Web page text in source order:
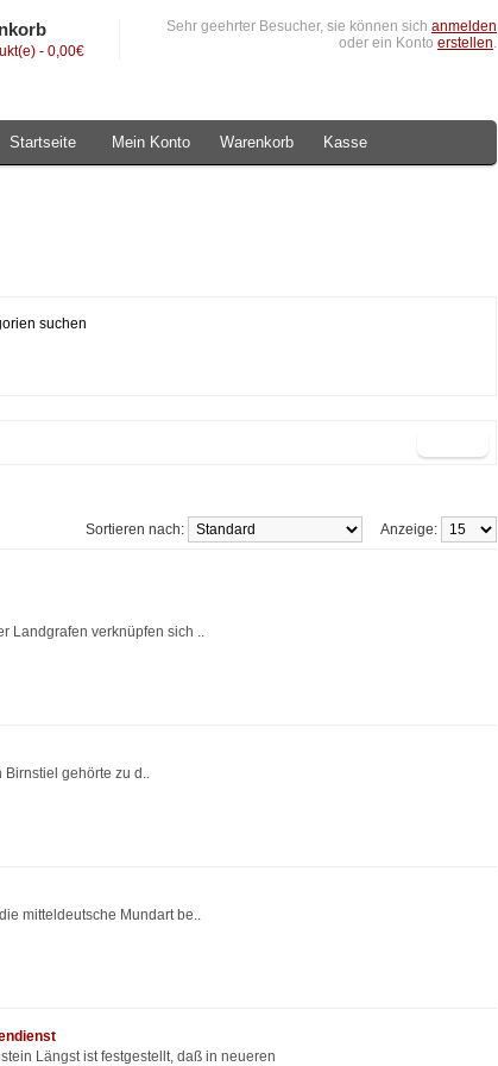
- 0,00€
Sehr geehrter Besucher, sie können sich anmelden
oder ein Konto erstellen.
Startseite Mein Konto Warenkorb Kasse
suchen
Anzeige:
Sortieren nach:
Landgrafen verknüpfen sich ..
Birnstiel gehörte zu d..
mitteldeutsche Mundart be..
Längst ist festgestellt, daß in neueren